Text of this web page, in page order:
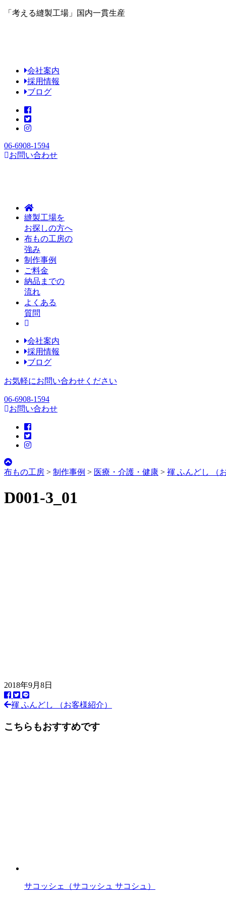
「考える縫製工場」国内一貫生産
会社案内
採用情報
ブログ
06-6908-1594
お問い合わせ
縫製工場を
お探しの方へ
布もの工房の
強み
制作事例
ご料金
納品までの
流れ
よくある
質問
会社案内
採用情報
ブログ
お気軽にお問い合わせください
06-6908-1594
お問い合わせ
布もの工房 > 制作事例 > 医療・介護・健康 > 褌 ふんどし （
D001-3_01
2018年9月8日
前
後
褌 ふんどし （お客様紹介）
こちらもおすすめです
サコッシェ（サコッシュ サコシュ）